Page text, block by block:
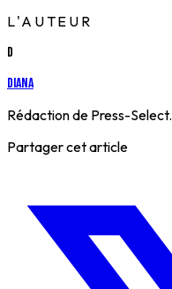
L'AUTEUR
D
Diana
Rédaction de Press-Select.
Partager cet article